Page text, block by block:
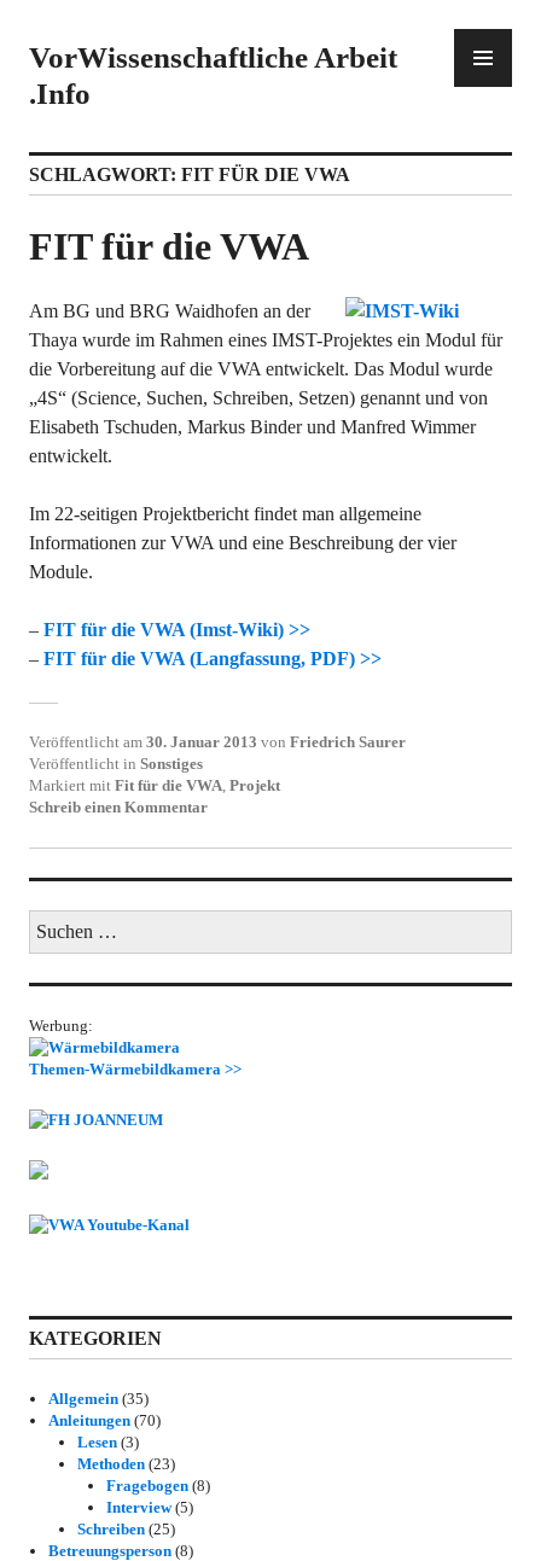
springen
VorWissenschaftliche Arbeit
.Info
SCHLAGWORT: FIT FÜR DIE VWA
FIT für die VWA
Am BG und BRG Waidhofen an der
Thaya wurde im Rahmen eines IMST-Projektes ein Modul für
die Vorbereitung auf die VWA entwickelt. Das Modul wurde
„4S“ (Science, Suchen, Schreiben, Setzen) genannt und von
Elisabeth Tschuden, Markus Binder und Manfred Wimmer
entwickelt.
Im 22-seitigen Projektbericht findet man allgemeine
Informationen zur VWA und eine Beschreibung der vier
Module.
– FIT für die VWA (Imst-Wiki) >>
– FIT für die VWA (Langfassung, PDF) >>
Veröffentlicht am 30. Januar 2013 von Friedrich Saurer
Veröffentlicht in Sonstiges
Markiert mit Fit für die VWA, Projekt
Schreib einen Kommentar
nach:
Werbung:
Themen-Wärmebildkamera >>
KATEGORIEN
Allgemein (35)
Anleitungen (70)
Lesen (3)
Methoden (23)
Fragebogen (8)
Interview(5)
Schreiben (25)
Betreuungsperson (8)